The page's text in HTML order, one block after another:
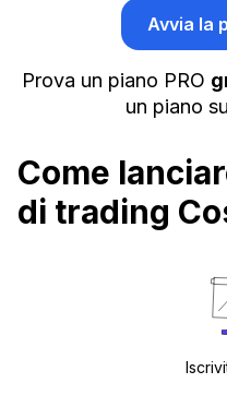
Avvia la
Prova un piano PRO
un piano
Come
di trading